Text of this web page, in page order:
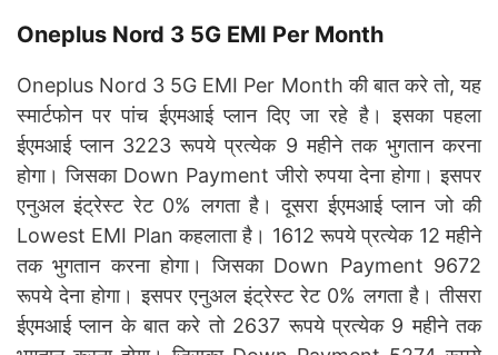
Oneplus Nord 3 5G EMI Per Month
Oneplus Nord 3 5G EMI Per Month की बात करे तो, यह
स्मार्टफोन पर पांच ईएमआई प्लान दिए जा रहे है। इसका पहला
ईएमआई प्लान 3223 रूपये प्रत्येक 9 महीने तक भुगतान करना
होगा। जिसका Down Payment जीरो रुपया देना होगा। इसपर
एनुअल इंट्रेस्ट रेट 0% लगता है। दूसरा ईएमआई प्लान जो की
Lowest EMI Plan कहलाता है। 1612 रूपये प्रत्येक 12 महीने
तक भुगतान करना होगा। जिसका Down Payment 9672
रूपये देना होगा। इसपर एनुअल इंट्रेस्ट रेट 0% लगता है। तीसरा
ईएमआई प्लान के बात करे तो 2637 रूपये प्रत्येक 9 महीने तक